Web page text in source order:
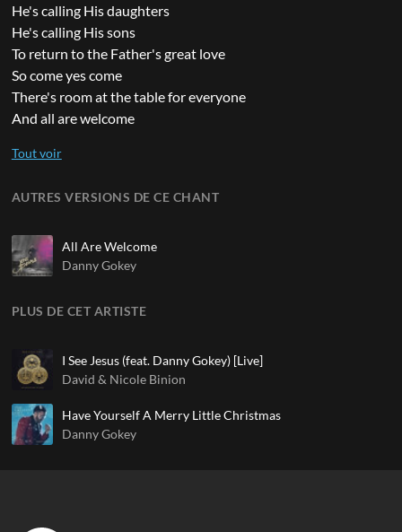
He's calling His daughters
He's calling His sons
To return to the Father's great love
So come yes come
There's room at the table for everyone
And all are welcome
AUTRES VERSIONS DE CE CHANT
All Are Welcome
Danny Gokey
PLUS DE CET ARTISTE
I See Jesus (feat. Danny Gokey) [Live]
David & Nicole Binion
Have Yourself A Merry Little Christmas
Danny Gokey